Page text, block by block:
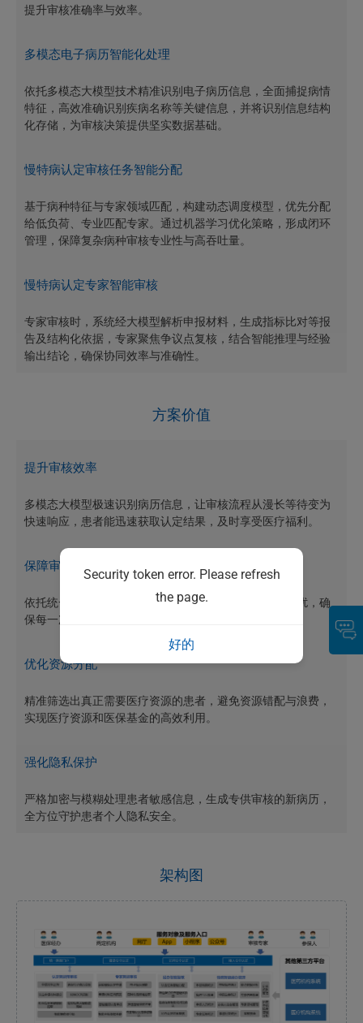
提升审核准确率与效率。
多模态电子病历智能化处理
依托多模态大模型技术精准识别电子病历信息，全面捕捉病情
特征，高效准确识别疾病名称等关键信息，并将识别信息结构
化存储，为审核决策提供坚实数据基础。
慢特病认定审核任务智能分配
基于病种特征与专家领域匹配，构建动态调度模型，优先分配
给低负荷、专业匹配专家。通过机器学习优化策略，形成闭环
管理，保障复杂病种审核专业性与高吞吐量。
慢特病认定专家智能审核
专家审核时，系统经大模型解析申报材料，生成指标比对等报
告及结构化依据，专家聚焦争议点复核，结合智能推理与经验
输出结论，确保协同效率与准确性。
方案价值
提升审核效率
多模态大模型极速识别病历信息，让审核流程从漫长等待变为
快速响应，患者能迅速获取认定结果，及时享受医疗福利。
保障审核质量
依托统一、精确的算法与标准，降低人工审核的主观干扰，确
保每一次审核结果都公正、科学、精准。
优化资源分配
精准筛选出真正需要医疗资源的患者，避免资源错配与浪费，
实现医疗资源和医保基金的高效利用。
强化隐私保护
严格加密与模糊处理患者敏感信息，生成专供审核的新病历，
全方位守护患者个人隐私安全。
架构图
Security token error. Please refresh
the page.
好的